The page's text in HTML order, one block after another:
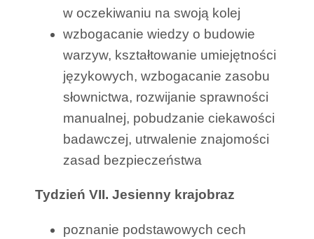
w oczekiwaniu na swoją kolej
wzbogacanie wiedzy o budowie
warzyw, kształtowanie umiejętności
językowych, wzbogacanie zasobu
słownictwa, rozwijanie sprawności
manualnej, pobudzanie ciekawości
badawczej, utrwalenie znajomości
zasad bezpieczeństwa
Tydzień VII. Jesienny krajobraz
poznanie podstawowych cech